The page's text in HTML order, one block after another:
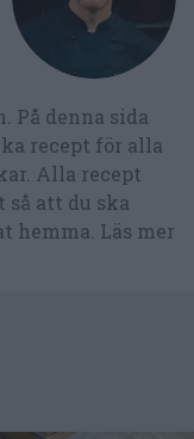
På denna sida
recept för alla
Alla recept
att du ska
hemma. Läs mer